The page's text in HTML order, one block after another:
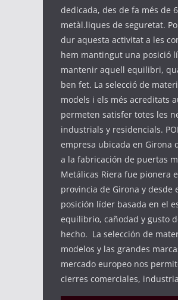
dedicada, des de fa més de
metàl.liques de seguretat.
dur aquesta activitat a les
hem mantingut una posició
mantenir aquell equilibri,
ben fet. La selecció de
models i els més acreditats
permeten satisfer totes les
industrials y residencials.
empresa ubicada en Girona
a la fabricación de puertas
Metálicas Riera fue pionera
provincia de Girona y desde
posición líder basada en el
equilibrio, cañodad y gusto
hecho. La selección de
modelos y las grandes
mercado europeo nos
cierres comerciales,